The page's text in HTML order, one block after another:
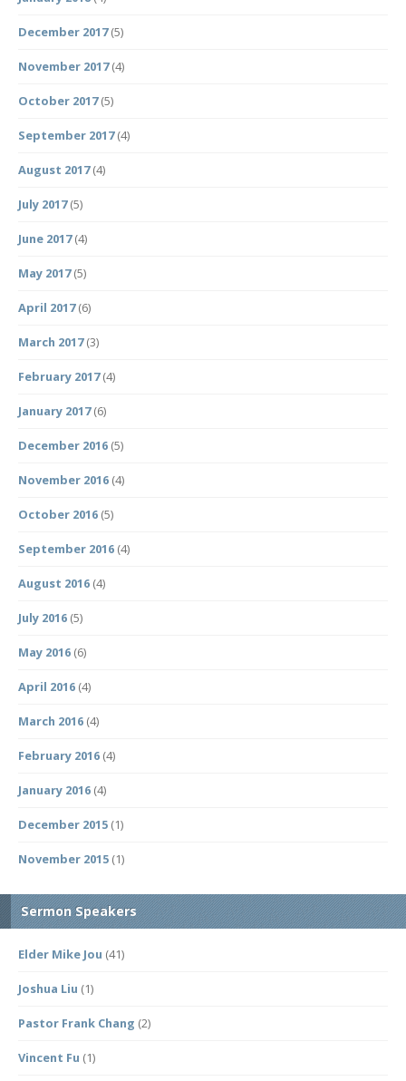
December 2017(5)
November 2017(4)
October 2017(5)
September 2017(4)
August 2017(4)
July 2017(5)
June 2017(4)
May 2017(5)
April 2017(6)
March 2017(3)
February 2017(4)
January 2017(6)
December 2016 (5)
November 2016 (4)
October 2016 (5)
September 2016 (4)
August 2016 (4)
July 2016 (5)
May 2016 (6)
April 2016 (4)
March 2016 (4)
February 2016 (4)
January 2016 (4)
December 2015 (1)
November 2015 (1)
Sermon Speakers
Elder Mike Jou (41)
Joshua Liu (1)
Pastor Frank Chang (2)
Vincent Fu (1)